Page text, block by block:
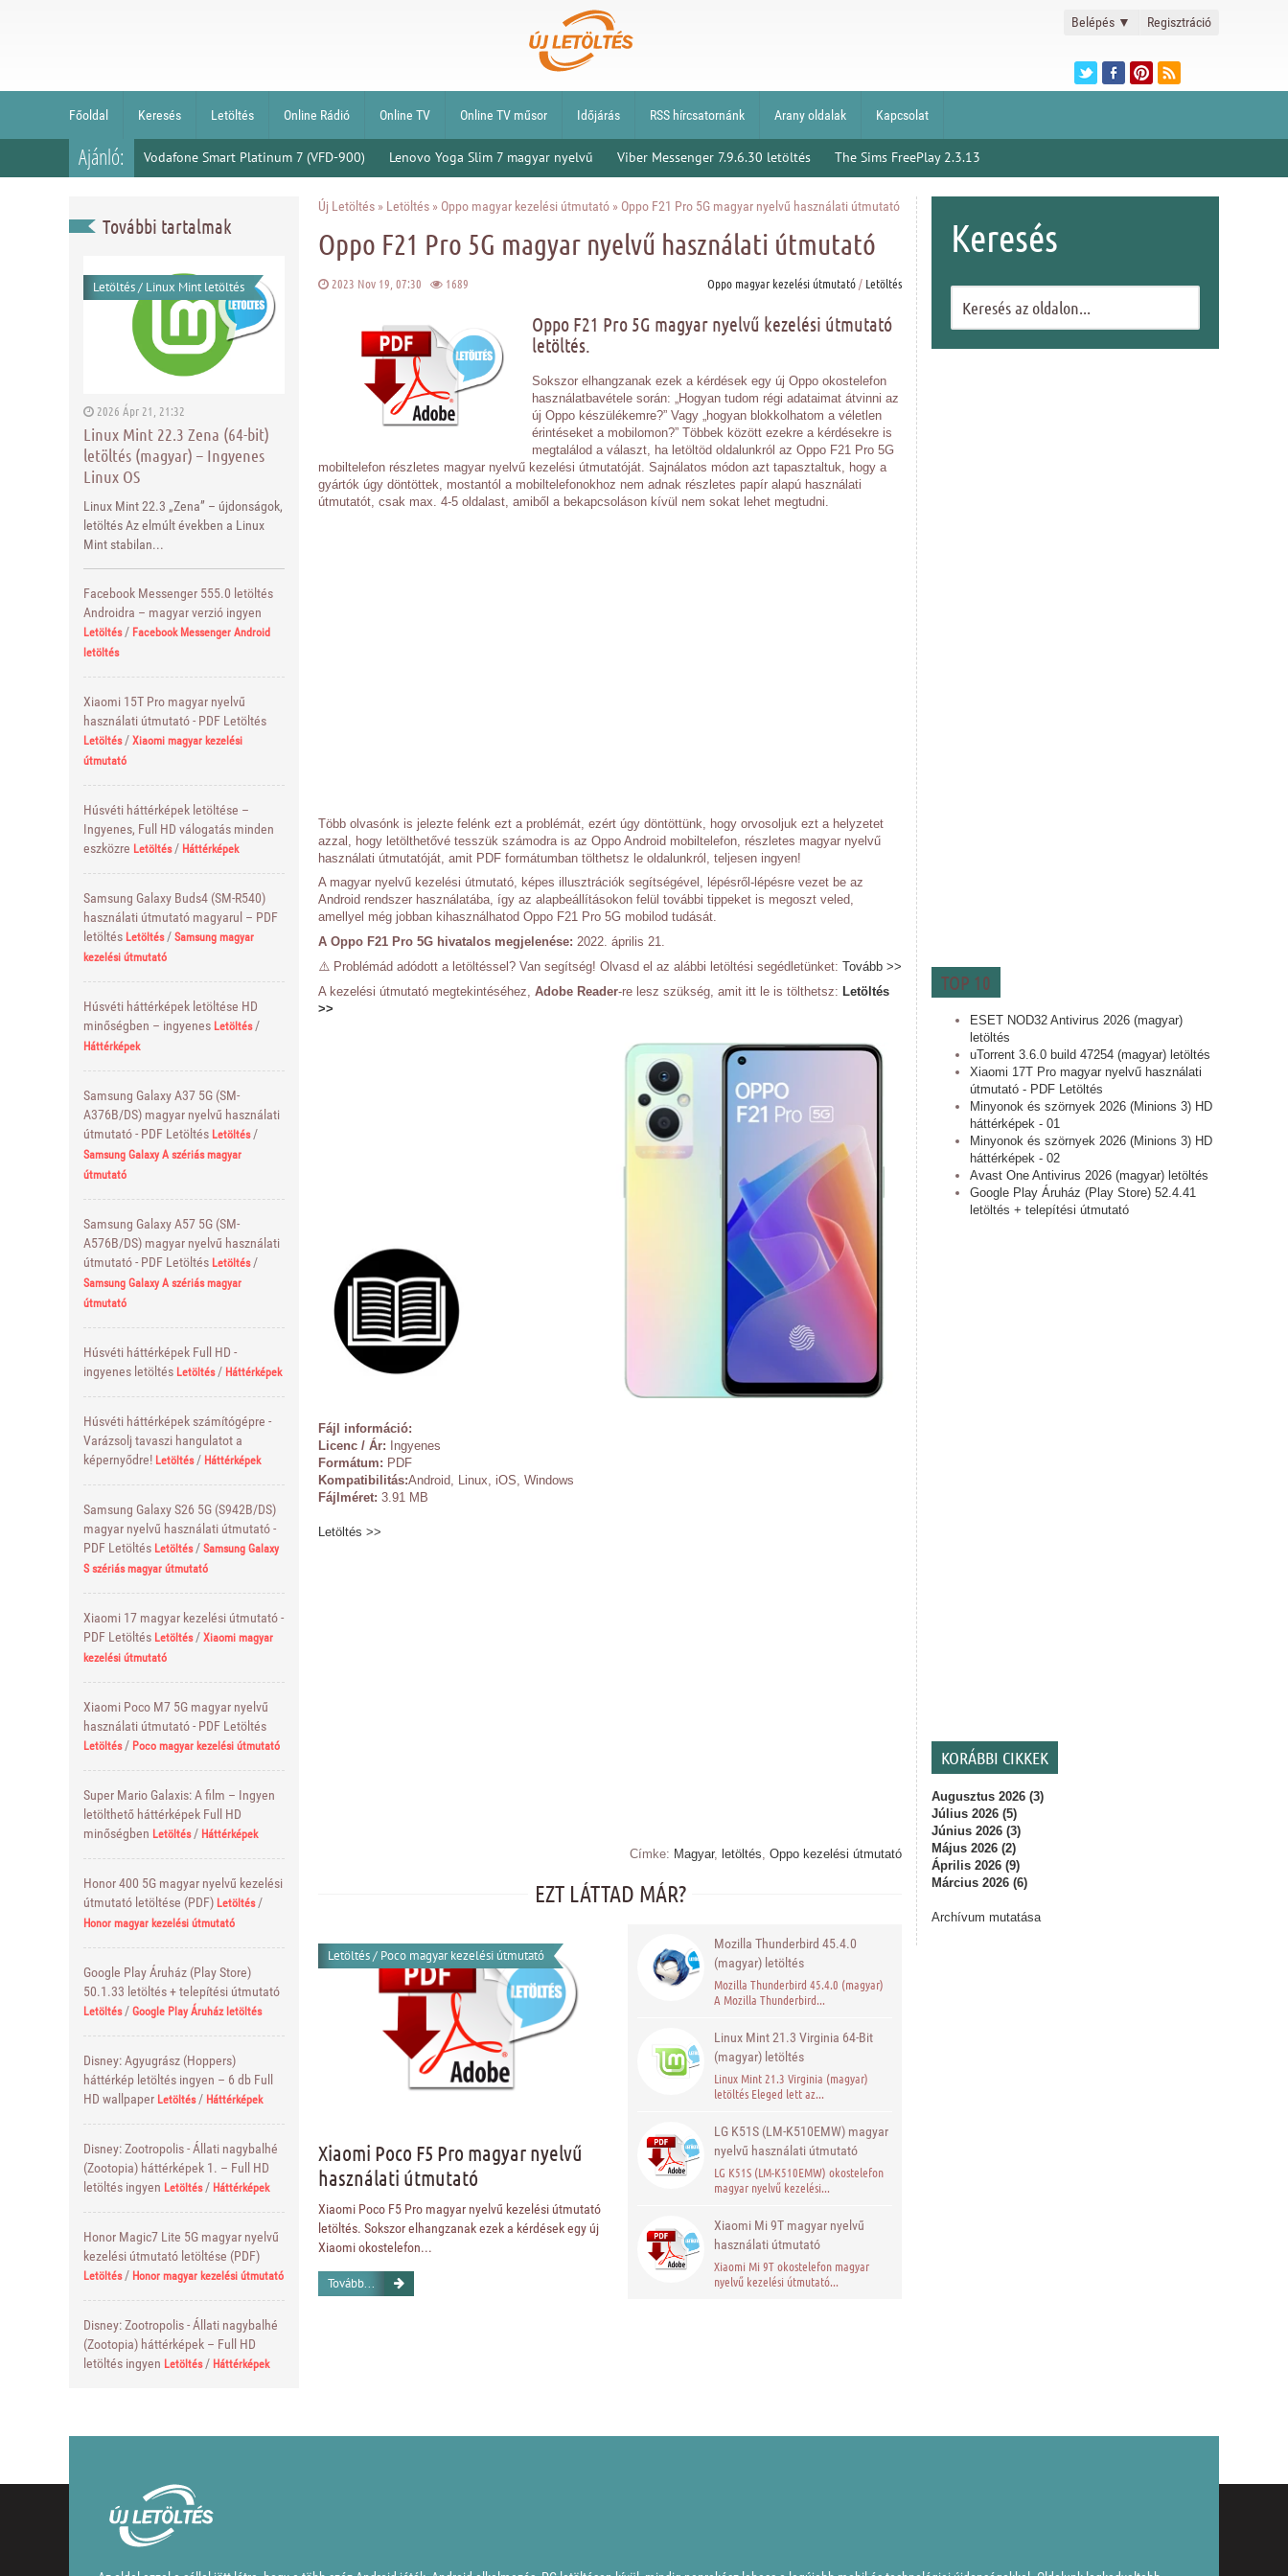
Belépés ▼ Regisztráció
Főoldal Keresés Letöltés Online Rádió Online TV Online TV műsor Időjárás RSS hírcsatornánk Arany oldalak Kapcsolat
Ajánló: Vodafone Smart Platinum 7 (VFD-900) Lenovo Yoga Slim 7 magyar nyelvű Viber Messenger 7.9.6.30 letöltés The Sims FreePlay 2.3.13
További tartalmak
Letöltés/ Linux Mint letöltés
2026 Ápr 21, 21:32
Linux Mint 22.3 Zena (64-bit)
letöltés (magyar) – Ingyenes
Linux OS
Linux Mint 22.3 „Zena” – újdonságok,
letöltés Az elmúlt években a Linux
Mint stabilan...
Facebook Messenger 555.0 letöltés
Androidra – magyar verzió ingyen
Letöltés/ Facebook Messenger Android
letöltés
Xiaomi 15T Pro magyar nyelvű
használati útmutató - PDF Letöltés
Letöltés/ Xiaomi magyar kezelési
útmutató
Húsvéti háttérképek letöltése –
Ingyenes, Full HD válogatás minden
eszközre Letöltés/ Háttérképek
Samsung Galaxy Buds4 (SM-R540)
használati útmutató magyarul – PDF
letöltés Letöltés/ Samsung magyar
kezelési útmutató
Húsvéti háttérképek letöltése HD
minőségben – ingyenes Letöltés/
Háttérképek
Samsung Galaxy A37 5G (SM-
A376B/DS) magyar nyelvű használati
útmutató - PDF Letöltés Letöltés/
Samsung Galaxy A szériás magyar
útmutató
Samsung Galaxy A57 5G (SM-
A576B/DS) magyar nyelvű használati
útmutató - PDF Letöltés Letöltés/
Samsung Galaxy A szériás magyar
útmutató
Húsvéti háttérképek Full HD -
ingyenes letöltés Letöltés/ Háttérképek
Húsvéti háttérképek számítógépre -
Varázsolj tavaszi hangulatot a
képernyődre! Letöltés/ Háttérképek
Samsung Galaxy S26 5G (S942B/DS)
magyar nyelvű használati útmutató -
PDF Letöltés Letöltés/ Samsung Galaxy
S szériás magyar útmutató
Xiaomi 17 magyar kezelési útmutató -
PDF Letöltés Letöltés/ Xiaomi magyar
kezelési útmutató
Xiaomi Poco M7 5G magyar nyelvű
használati útmutató - PDF Letöltés
Letöltés/ Poco magyar kezelési útmutató
Super Mario Galaxis: A film – Ingyen
letölthető háttérképek Full HD
minőségben Letöltés/ Háttérképek
Honor 400 5G magyar nyelvű kezelési
útmutató letöltése (PDF) Letöltés/
Honor magyar kezelési útmutató
Google Play Áruház (Play Store)
50.1.33 letöltés + telepítési útmutató
Letöltés/ Google Play Áruház letöltés
Disney: Agyugrász (Hoppers)
háttérkép letöltés ingyen – 6 db Full
HD wallpaper Letöltés/ Háttérképek
Disney: Zootropolis - Állati nagybalhé
(Zootopia) háttérképek 1. – Full HD
letöltés ingyen Letöltés/ Háttérképek
Honor Magic7 Lite 5G magyar nyelvű
kezelési útmutató letöltése (PDF)
Letöltés/ Honor magyar kezelési útmutató
Disney: Zootropolis - Állati nagybalhé
(Zootopia) háttérképek – Full HD
letöltés ingyen Letöltés/ Háttérképek
Keresés
TOP 10
ESET NOD32 Antivirus 2026 (magyar)
letöltés
uTorrent 3.6.0 build 47254 (magyar) letöltés
Xiaomi 17T Pro magyar nyelvű használati
útmutató - PDF Letöltés
Minyonok és szörnyek 2026 (Minions 3) HD
háttérképek - 01
Minyonok és szörnyek 2026 (Minions 3) HD
háttérképek - 02
Avast One Antivirus 2026 (magyar) letöltés
Google Play Áruház (Play Store) 52.4.41
letöltés + telepítési útmutató
KORÁBBI CIKKEK
Augusztus 2026 (3)
Július 2026 (5)
Június 2026 (3)
Május 2026 (2)
Április 2026 (9)
Március 2026 (6)
Archívum mutatása
Új Letöltés » Letöltés » Oppo magyar kezelési útmutató » Oppo F21 Pro 5G magyar nyelvű használati útmutató
Oppo F21 Pro 5G magyar nyelvű használati útmutató
2023 Nov 19, 07:30 1689 Oppo magyar kezelési útmutató/ Letöltés
Oppo F21 Pro 5G magyar nyelvű kezelési útmutató
letöltés.
Sokszor elhangzanak ezek a kérdések egy új Oppo okostelefon
használatbavétele során: „Hogyan tudom régi adataimat átvinni az
új Oppo készülékemre?” Vagy „hogyan blokkolhatom a véletlen
érintéseket a mobilomon?” Többek között ezekre a kérdésekre is
megtalálod a választ, ha letöltöd oldalunkról az Oppo F21 Pro 5G
mobiltelefon részletes magyar nyelvű kezelési útmutatóját. Sajnálatos módon azt tapasztaltuk, hogy a
gyártók úgy döntöttek, mostantól a mobiltelefonokhoz nem adnak részletes papír alapú használati
útmutatót, csak max. 4-5 oldalast, amiből a bekapcsoláson kívül nem sokat lehet megtudni.
Több olvasónk is jelezte felénk ezt a problémát, ezért úgy döntöttünk, hogy orvosoljuk ezt a helyzetet
azzal, hogy letölthetővé tesszük számodra is az Oppo Android mobiltelefon, részletes magyar nyelvű
használati útmutatóját, amit PDF formátumban tölthetsz le oldalunkról, teljesen ingyen!
A magyar nyelvű kezelési útmutató, képes illusztrációk segítségével, lépésről-lépésre vezet be az
Android rendszer használatába, így az alapbeállításokon felül további tippeket is megoszt veled,
amellyel még jobban kihasználhatod Oppo F21 Pro 5G mobilod tudását.
A Oppo F21 Pro 5G hivatalos megjelenése: 2022. április 21.
⚠️ Problémád adódott a letöltéssel? Van segítség! Olvasd el az alábbi letöltési segédletünket: Tovább >>
A kezelési útmutató megtekintéséhez, Adobe Reader-re lesz szükség, amit itt le is tölthetsz: Letöltés
>>
Fájl információ:
Licenc / Ár: Ingyenes
Formátum: PDF
Kompatibilitás:Android, Linux, iOS, Windows
Fájlméret: 3.91 MB
Letöltés >>
Címke: Magyar, letöltés Oppo kezelési útmutató
EZT LÁTTAD MÁR?
Letöltés/ Poco magyar kezelési útmutató
Xiaomi Poco F5 Pro magyar nyelvű
használati útmutató
Xiaomi Poco F5 Pro magyar nyelvű kezelési útmutató
letöltés. Sokszor elhangzanak ezek a kérdések egy új
Xiaomi okostelefon...
Tovább...
Mozilla Thunderbird 45.4.0
(magyar) letöltés
Mozilla Thunderbird 45.4.0 (magyar)
A Mozilla Thunderbird...
Linux Mint 21.3 Virginia 64-Bit
(magyar) letöltés
Linux Mint 21.3 Virginia (magyar)
letöltés Eleged lett az...
LG K51S (LM-K510EMW) magyar
nyelvű használati útmutató
LG K51S (LM-K510EMW) okostelefon
magyar nyelvű kezelési...
Xiaomi Mi 9T magyar nyelvű
használati útmutató
Xiaomi Mi 9T okostelefon magyar
nyelvű kezelési útmutató...